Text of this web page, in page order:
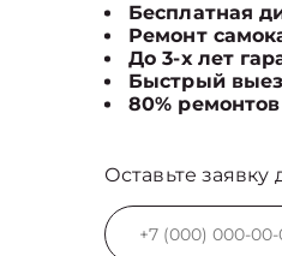
Бесплатная
Ремонт
До 3-х лет
Быстрый
80%
Оставьте